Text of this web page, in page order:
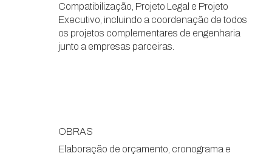
Compatibilização, Projeto Legal e Projeto
Executivo, incluindo a coordenação de todos
os projetos complementares de engenharia
junto a empresas parceiras.
OBRAS
Elaboração de orçamento, cronograma e